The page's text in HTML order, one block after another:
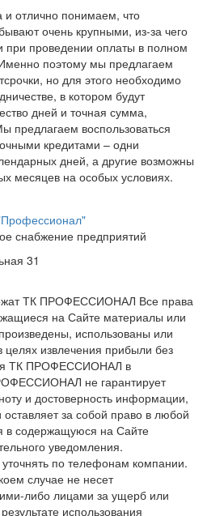
отлично понимаем, что
очень крупными, из-за чего
при проведении оплаты в полном
поэтому мы предлагаем
но для этого необходимо
в котором будут
дней и точная сумма,
предлагаем воспользоваться
кредитами – одни
дней, а другие возможны
месяцев на особых условиях.
снабжение предприятий
31
ТК ПРОФЕССИОНАЛ Все права
на Сайте материалы или
использованы или
извлечения прибыли без
ТК ПРОФЕССИОНАЛ в
не гарантирует
и достоверность информации,
за собой право в любой
в содержащуюся на Сайте
уведомления.
по телефонам компании.
случае не несет
либо лицами за ущерб или
использования